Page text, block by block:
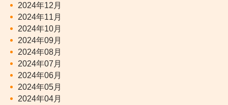
2024年12月
2024年11月
2024年10月
2024年09月
2024年08月
2024年07月
2024年06月
2024年05月
2024年04月